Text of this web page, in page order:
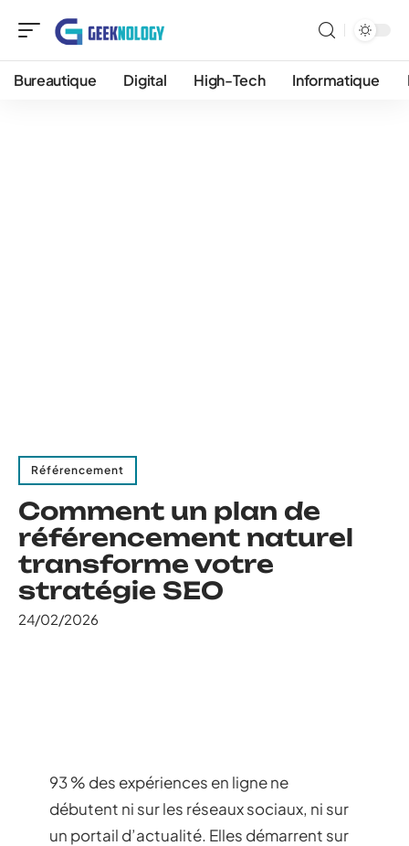
Bureautique Digital High-Tech Informatique
Référencement
Comment un plan de
référencement naturel
transforme votre
stratégie SEO
24/02/2026
93 % des expériences en ligne ne
débutent ni sur les réseaux sociaux, ni sur
un portail d’actualité. Elles démarrent sur